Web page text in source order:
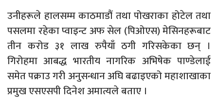
उनीहरूले हालसम्म काठमाडौं तथा पोखराका होटेल तथा
पसलमा रहेका प्वाइन्ट अफ सेल (पिओएस) मेसिनहरूबाट
तीन करोड ३१ लाख रुपैयाँ ठगी गरिसकेका छन् ।
गिरोहमा आबद्ध भारतीय नागरिक अभिषेक पाण्डेलाई
समेत पक्राउ गरी अनुसन्धान अघि बढाइएको महाशाखाका
प्रमुख एसएसपी दिनेश अमात्यले बताए ।